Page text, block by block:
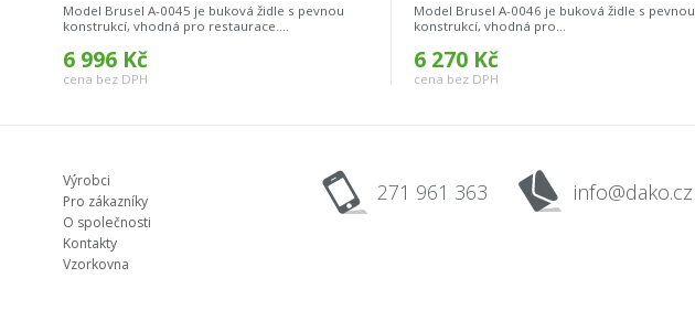
Model Brusel A-0045 je buková židle s pevnou
konstrukcí, vhodná pro restaurace....
6 996 Kč
cena bez DPH
Model Brusel A-0046 je buková židle s pevnou
konstrukcí, vhodná pro...
6 270 Kč
cena bez DPH
Výrobci
Pro zákazníky
O společnosti
Kontakty
Vzorkovna
271 961 363 info@dako.cz